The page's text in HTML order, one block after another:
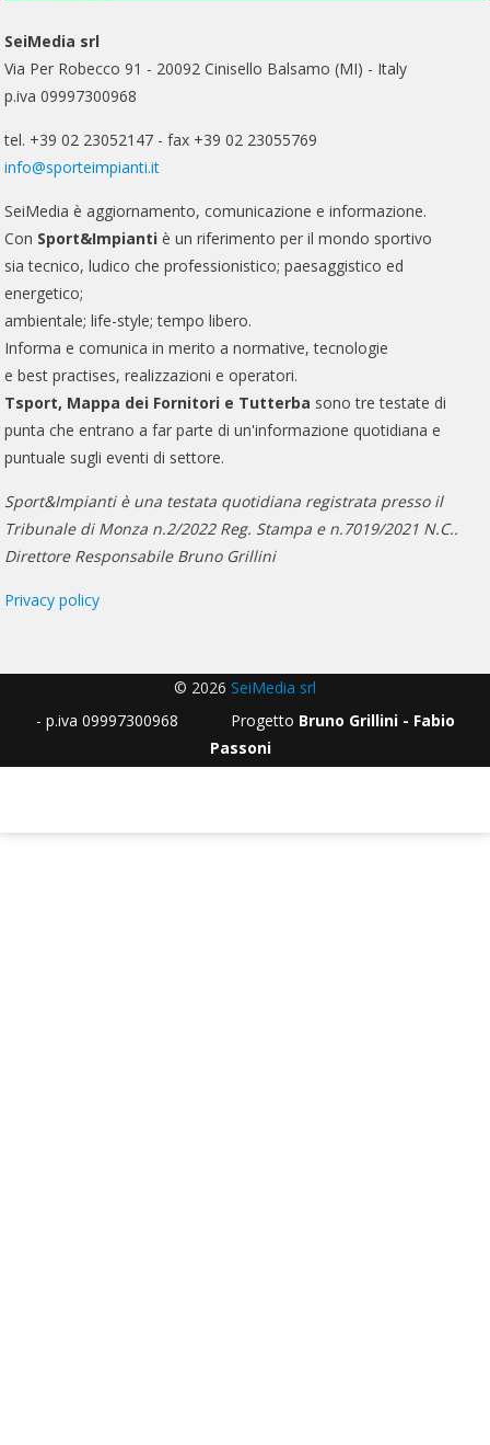
SeiMedia srl
Via Per Robecco 91 - 20092 Cinisello Balsamo (MI) - Italy
p.iva 09997300968
tel. +39 02 23052147 - fax +39 02 23055769
info@sporteimpianti.it
SeiMedia è aggiornamento, comunicazione e informazione.
Con Sport&Impianti è un riferimento per il mondo sportivo
sia tecnico, ludico che professionistico; paesaggistico ed
energetico;
ambientale; life-style; tempo libero.
Informa e comunica in merito a normative, tecnologie
e best practises, realizzazioni e operatori.
Tsport, Mappa dei Fornitori e Tutterba sono tre testate di
punta che entrano a far parte di un'informazione quotidiana e
puntuale sugli eventi di settore.
Sport&Impianti è una testata quotidiana registrata presso il
Tribunale di Monza n.2/2022 Reg. Stampa e n.7019/2021 N.C..
Direttore Responsabile Bruno Grillini
Privacy policy
© 2026 SeiMedia srl
- p.iva 09997300968 Progetto Bruno Grillini - Fabio
Passoni